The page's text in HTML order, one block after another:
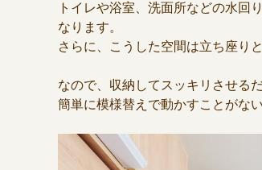
トイレや浴室、洗面所などの水回
なります。
さらに、こうした空間は立ち座り
なので、収納してスッキリさせる
簡単に模様替えで動かすことがな